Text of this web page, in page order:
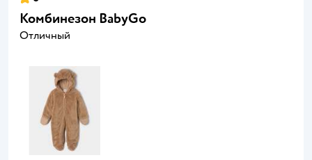
Комбинезон BabyGо
Отличный